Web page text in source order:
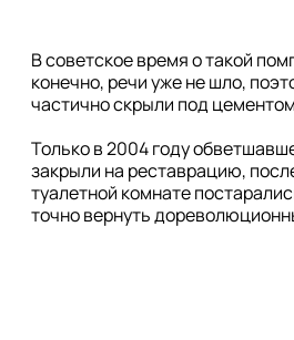
В советское время о такой
конечно, речи уже не шло,
частично скрыли под
Только в 2004 году
закрыли на реставрацию,
туалетной комнате
точно вернуть